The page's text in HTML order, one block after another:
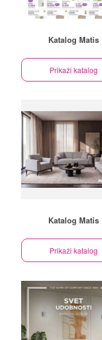
Katalog Matis
Prikaži katalog
Katalog Matis
Prikaži katalog